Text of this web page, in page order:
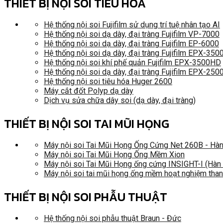
Hệ thống nội soi Fujifilm sử dụng trí tuệ nhân tạo AI
Hệ thống nội soi dạ dày, đại tràng Fujifilm VP-7000
Hệ thống nội soi dạ dày, đại tràng Fujifilm EP-6000
Hệ thống nội soi dạ dày, đại tràng Fujifilm EPX-
Hệ thống nội soi khí phế quản Fujifilm EPX-3500HD
Hệ thống nội soi dạ dày, đại tràng Fujifilm EPX-
Hệ thống nội soi tiêu hóa Huger 2600
Máy cắt đốt Polyp dạ dày
Dịch vụ sửa chữa dây soi (dạ dày, đại tràng)
THIẾT BỊ NỘI SOI TAI MŨI HỌNG
Máy nội soi Tai Mũi Họng Ống Cứng Net 260B -
Máy nội soi Tai Mũi Họng Ống Mềm Xion
Máy nội soi Tai Mũi Họng ống cứng INSIGHT-I (Hàn
Máy nội soi tai mũi họng ống mềm hoạt nghiệm
THIẾT BỊ NỘI SOI PHẪU THUẬT
Hệ thống nội soi phẫu thuật Braun - Đức